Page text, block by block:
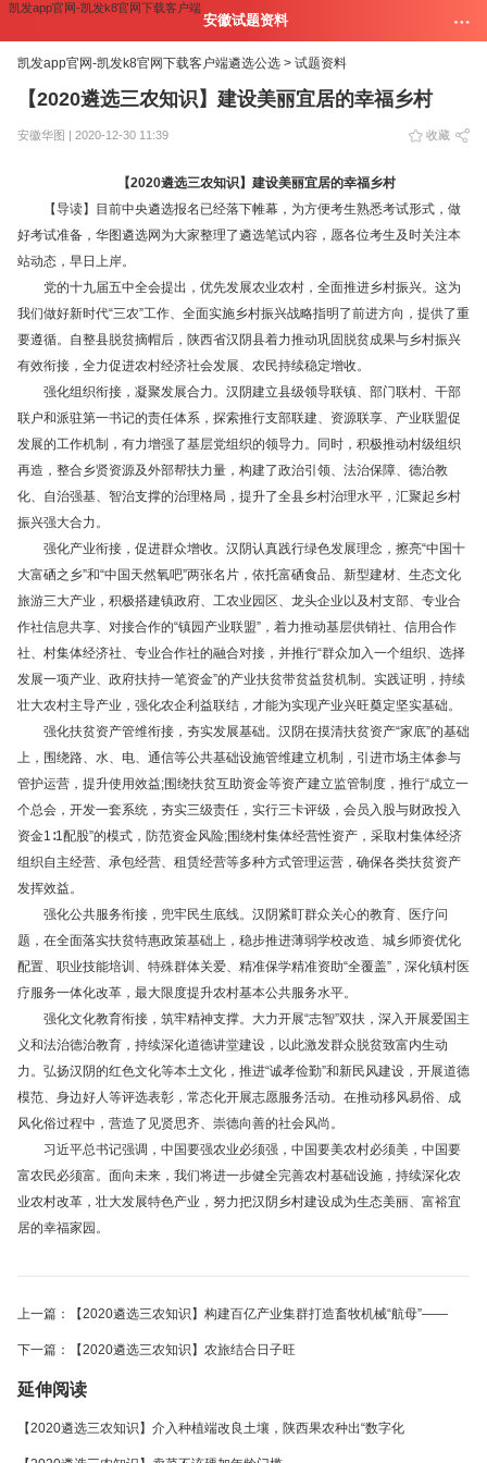
凯发app官网-凯发k8官网下载客户端
安徽试题资料
凯发app官网-凯发k8官网下载客户端遴选公选 > 试题资料
【2020遴选三农知识】建设美丽宜居的幸福乡村
安徽华图 | 2020-12-30 11:39 收藏
【2020遴选三农知识】建设美丽宜居的幸福乡村
【导读】目前中央遴选报名已经落下帷幕，为方便考生熟悉考试形式，做
好考试准备，华图遴选网为大家整理了遴选笔试内容，愿各位考生及时关注本
站动态，早日上岸。
党的十九届五中全会提出，优先发展农业农村，全面推进乡村振兴。这为
我们做好新时代“三农”工作、全面实施乡村振兴战略指明了前进方向，提供了重
要遵循。自整县脱贫摘帽后，陕西省汉阴县着力推动巩固脱贫成果与乡村振兴
有效衔接，全力促进农村经济社会发展、农民持续稳定增收。
强化组织衔接，凝聚发展合力。汉阴建立县级领导联镇、部门联村、干部
联户和派驻第一书记的责任体系，探索推行支部联建、资源联享、产业联盟促
发展的工作机制，有力增强了基层党组织的领导力。同时，积极推动村级组织
再造，整合乡贤资源及外部帮扶力量，构建了政治引领、法治保障、德治教
化、自治强基、智治支撑的治理格局，提升了全县乡村治理水平，汇聚起乡村
振兴强大合力。
强化产业衔接，促进群众增收。汉阴认真践行绿色发展理念，擦亮“中国十
大富硒之乡”和“中国天然氧吧”两张名片，依托富硒食品、新型建材、生态文化
旅游三大产业，积极搭建镇政府、工农业园区、龙头企业以及村支部、专业合
作社信息共享、对接合作的“镇园产业联盟”，着力推动基层供销社、信用合作
社、村集体经济社、专业合作社的融合对接，并推行“群众加入一个组织、选择
发展一项产业、政府扶持一笔资金”的产业扶贫带贫益贫机制。实践证明，持续
壮大农村主导产业，强化农企利益联结，才能为实现产业兴旺奠定坚实基础。
强化扶贫资产管维衔接，夯实发展基础。汉阴在摸清扶贫资产“家底”的基础
上，围绕路、水、电、通信等公共基础设施管维建立机制，引进市场主体参与
管护运营，提升使用效益;围绕扶贫互助资金等资产建立监管制度，推行“成立一
个总会，开发一套系统，夯实三级责任，实行三卡评级，会员入股与财政投入
资金1∶1配股”的模式，防范资金风险;围绕村集体经营性资产，采取村集体经济
组织自主经营、承包经营、租赁经营等多种方式管理运营，确保各类扶贫资产
发挥效益。
强化公共服务衔接，兜牢民生底线。汉阴紧盯群众关心的教育、医疗问
题，在全面落实扶贫特惠政策基础上，稳步推进薄弱学校改造、城乡师资优化
配置、职业技能培训、特殊群体关爱、精准保学精准资助“全覆盖”，深化镇村医
疗服务一体化改革，最大限度提升农村基本公共服务水平。
强化文化教育衔接，筑牢精神支撑。大力开展“志智”双扶，深入开展爱国主
义和法治德治教育，持续深化道德讲堂建设，以此激发群众脱贫致富内生动
力。弘扬汉阴的红色文化等本土文化，推进“诚孝俭勤”和新民风建设，开展道德
模范、身边好人等评选表彰，常态化开展志愿服务活动。在推动移风易俗、成
风化俗过程中，营造了见贤思齐、崇德向善的社会风尚。
习近平总书记强调，中国要强农业必须强，中国要美农村必须美，中国要
富农民必须富。面向未来，我们将进一步健全完善农村基础设施，持续深化农
业农村改革，壮大发展特色产业，努力把汉阴乡村建设成为生态美丽、富裕宜
居的幸福家园。
上一篇：【2020遴选三农知识】构建百亿产业集群打造畜牧机械“航母”——
下一篇：【2020遴选三农知识】农旅结合日子旺
延伸阅读
【2020遴选三农知识】介入种植端改良土壤，陕西果农种出“数字化